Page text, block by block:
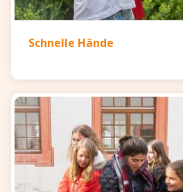
Schnelle Hände